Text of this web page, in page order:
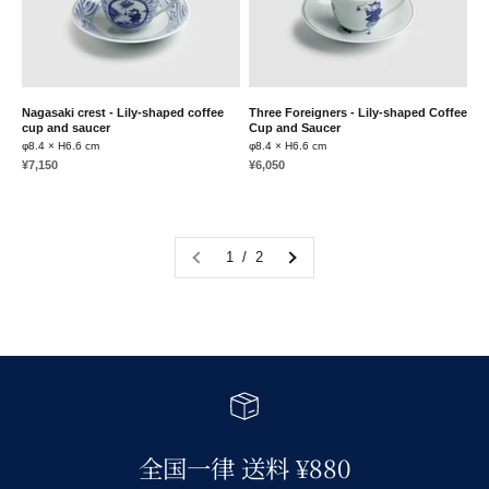
Nagasaki crest - Lily-shaped coffee
cup and saucer
φ8.4 × H6.6 cm
Sale price
¥7,150
Three Foreigners - Lily-shaped Coffee
Cup and Saucer
φ8.4 × H6.6 cm
Sale price
¥6,050
1 / 2
全国一律 送料 ¥880